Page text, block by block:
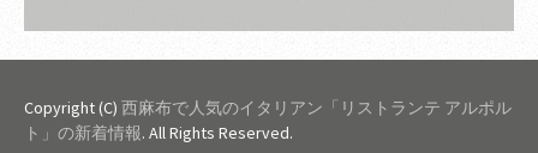
Copyright (C) 西麻布で人気のイタリアン「リストランテ アルポル
ト」の新着情報. All Rights Reserved.